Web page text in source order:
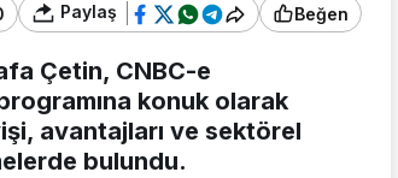
Paylaş Beğen
Çetin, CNBC-e
konuk olarak
avantajları ve sektörel
bulundu.